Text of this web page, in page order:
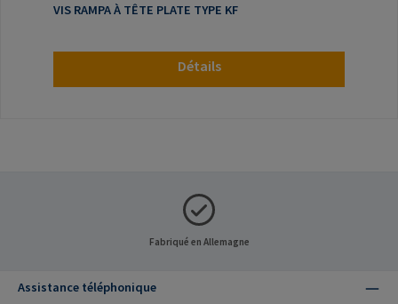
VIS RAMPA À TÊTE PLATE TYPE KF
Détails
Fabriqué en Allemagne
Assistance téléphonique